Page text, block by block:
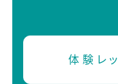
体験レ